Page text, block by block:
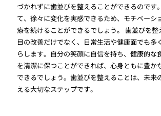
づかれずに歯並びを整えることができるのです
て、徐々に変化を実感できるため、モチベーシ
療を続けることができるでしょう。 歯並びを整
目の改善だけでなく、日常生活や健康面でも多
らします。自分の笑顔に自信を持ち、健康的な
を清潔に保つことができれば、心身ともに豊か
できるでしょう。歯並びを整えることは、未来
える大切なステップです。